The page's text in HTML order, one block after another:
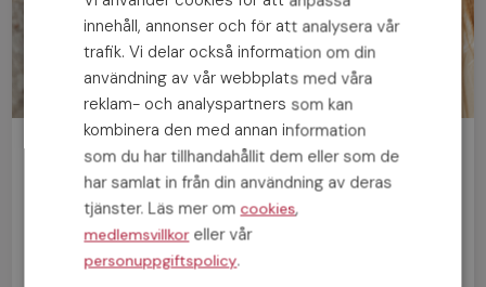
Bli medlem gratis!
Man
innehåll, annonser och för att analysera vår
trafik. Vi delar också information om din
användning av vår webbplats med våra
reklam- och analyspartners som kan
kombinera den med annan information
som du har tillhandahållit dem eller som de
har samlat in från din användning av deras
tjänster. Läs mer om cookies,
medlemsvillkoreller vår
personuppgiftspolicy.